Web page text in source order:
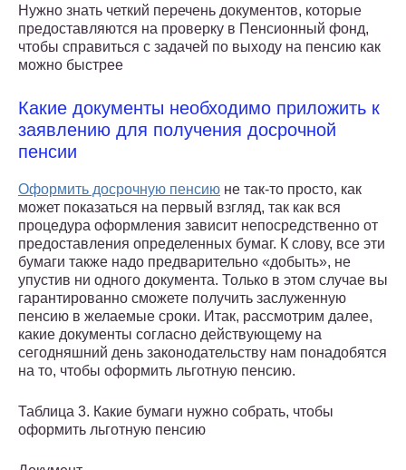
Нужно знать четкий перечень документов, которые
предоставляются на проверку в Пенсионный фонд,
чтобы справиться с задачей по выходу на пенсию как
можно быстрее
Какие документы необходимо приложить к
заявлению для получения досрочной
пенсии
Оформить досрочную пенсию не так-то просто, как
может показаться на первый взгляд, так как вся
процедура оформления зависит непосредственно от
предоставления определенных бумаг. К слову, все эти
бумаги также надо предварительно «добыть», не
упустив ни одного документа. Только в этом случае вы
гарантированно сможете получить заслуженную
пенсию в желаемые сроки. Итак, рассмотрим далее,
какие документы согласно действующему на
сегодняшний день законодательству нам понадобятся
на то, чтобы оформить льготную пенсию.
Таблица 3. Какие бумаги нужно собрать, чтобы
оформить льготную пенсию